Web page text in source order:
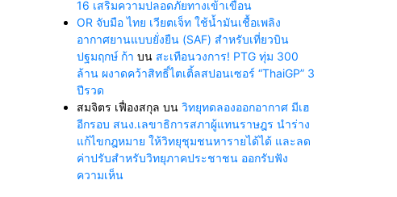
16 เสริมความปลอดภัยทางเข้าเขื่อน
OR จับมือ ไทย เวียตเจ็ท ใช้น้ำมันเชื้อเพลิง
อากาศยานแบบยั่งยืน (SAF) สำหรับเที่ยวบิน
ปฐมฤกษ์ ก้า บน สะเทือนวงการ! PTG ทุ่ม 300
ล้าน ผงาดคว้าสิทธิ์ไตเติ้ลสปอนเซอร์ “ThaiGP” 3
ปีรวด
สมจิตร เฟื่องสกุล บน วิทยุทดลองออกอากาศ มีเฮ
อีกรอบ สนง.เลขาธิการสภาผู้แทนราษฎร นำร่าง
แก้ไขกฎหมาย ให้วิทยุชุมชนหารายได้ได้ และลด
ค่าปรับสำหรับวิทยุภาคประชาชน ออกรับฟัง
ความเห็น